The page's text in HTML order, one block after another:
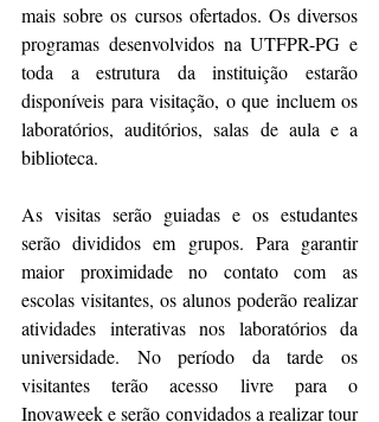
mais sobre os cursos ofertados. Os diversos
programas desenvolvidos na UTFPR-PG e
toda a estrutura da instituição estarão
disponíveis para visitação, o que incluem os
laboratórios, auditórios, salas de aula e a
biblioteca.
As visitas serão guiadas e os estudantes
serão divididos em grupos. Para garantir
maior proximidade no contato com as
escolas visitantes, os alunos poderão realizar
atividades interativas nos laboratórios da
universidade. No período da tarde os
visitantes terão acesso livre para o
Inovaweek e serão convidados a realizar tour